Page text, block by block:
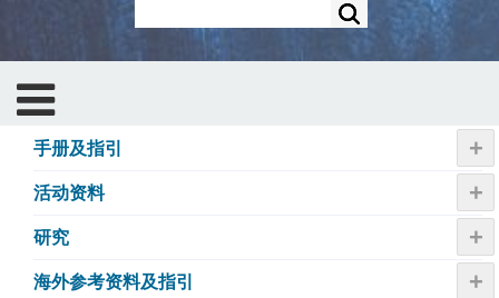
手册及指引 +
活动资​​料 +
研究 +
海外参考资料及指引 +